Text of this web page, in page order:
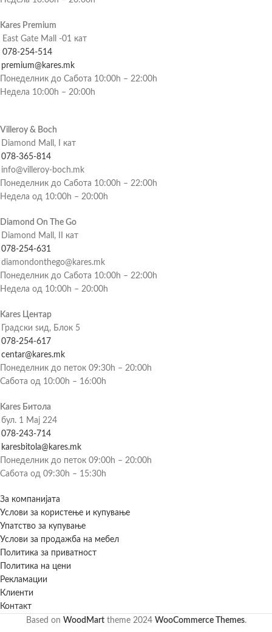
Kares Premium
East Gate Mall -01 кат
078-254-514
premium@kares.mk
Понеделник до Сабота 10:00h – 22:00h
Недела 10:00h – 20:00h
Villeroy & Boch
Diamond Mall, I кат
078-365-814
info@villeroy-boch.mk
Понеделник до Сабота 10:00h – 22:00h
Недела од 10:00h – 20:00h
Diamond On The Go
Diamond Mall, II кат
078-254-631
diamondonthego@kares.mk
Понеделник до Сабота 10:00h – 22:00h
Недела од 10:00h – 20:00h
Kares Центар
Градски ѕид, Блок 5
078-254-617
centar@kares.mk
Понеделник до петок 09:30h – 20:00h
Сабота од 10:00h – 16:00h
Kares Битола
бул. 1 Мај 224
078-243-714
karesbitola@kares.mk
Понеделник до петок 09:00h – 20:00h
Сабота од 09:30h – 15:30h
За компанијата
Услови за користење и купување
Упатство за купување
Услови за продажба на мебел
Политика за приватност
Политика на цени
Рекламации
Клиенти
Контакт
Based on WoodMarttheme2024 WooCommerce Themes.